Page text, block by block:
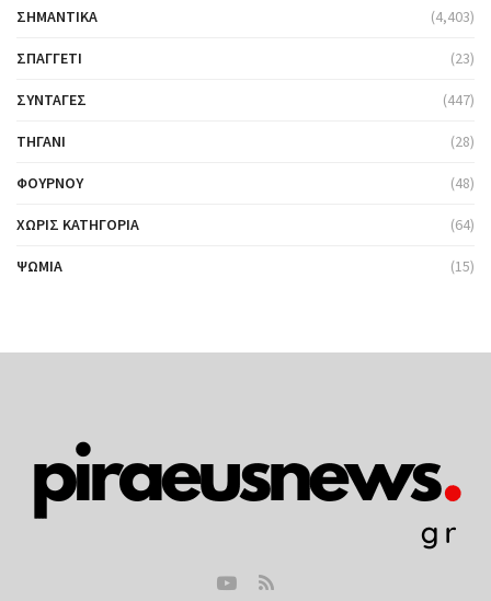
ΣΗΜΑΝΤΙΚΆ (4,403)
ΣΠΑΓΓΈΤΙ (23)
ΣΥΝΤΑΓΈΣ (447)
ΤΗΓΆΝΙ (28)
ΦΟΎΡΝΟΥ (48)
ΧΩΡΊΣ ΚΑΤΗΓΟΡΊΑ (64)
ΨΩΜΙΆ (15)